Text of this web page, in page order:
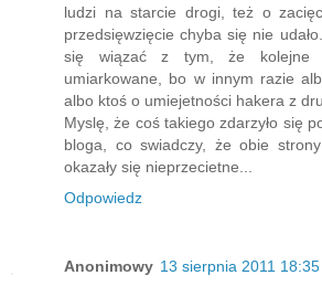
ludzi na starcie drogi, też o
przedsięwzięcie chyba się nie
się wiązać z tym, że kolejne
umiarkowane, bo w innym razie
albo ktoś o umiejetności hakera z
Myslę, że coś takiego zdarzyło się
bloga, co swiadczy, że obie
okazały się nieprzecietne...
Odpowiedz
Anonimowy 13 sierpnia 2011 18:35